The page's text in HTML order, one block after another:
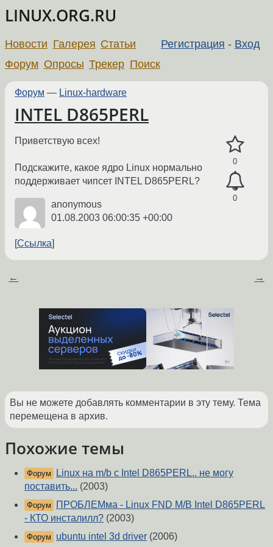
LINUX.ORG.RU
Регистрация - Вход
Новости Галерея Статьи
Форум Опросы Трекер Поиск
Форум — Linux-hardware
INTEL D865PERL
0
0
Приветствую всех!
Подскажите, какое ядро Linux нормально
поддерживает чипсет INTEL D865PERL?
anonymous
01.08.2003 06:00:35 +00:00
Ссылка
← →
Вы не можете добавлять комментарии в эту тему. Тема
перемещена в архив.
Похожие темы
Форум
Linux на m/b с Intel D865PERL.. не могу
поставить... (2003)
Форум
ПРОБЛЕМма - Linux FND M/B Intel D865PERL
- КТО инсталилл? (2003)
Форум ubuntu intel 3d driver (2006)